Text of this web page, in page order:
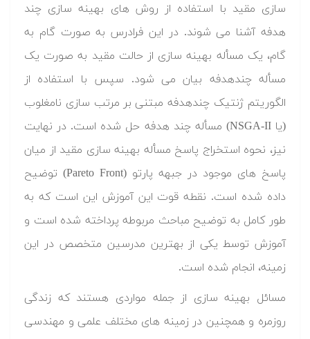
سازی مقید با استفاده از روش های بهینه سازی چند
هدفه آشنا می شوند. در این فرادرس به صورت گام به
گام، یک مسأله بهینه سازی از حالت مقید به صورت یک
مسأله چندهدفه بیان می شود. سپس با استفاده از
الگوریتم ژنتیک چندهدفه مبتنی بر مرتب سازی نامغلوب
(یا NSGA-II) مسأله چند هدفه حل شده است. در نهایت
نیز، نحوه استخراج پاسخ مسأله بهینه سازی مقید از میان
پاسخ های موجود در جبهه پارتو (Pareto Front) توضیح
داده شده است. نقطه قوت این آموزش این است که به
طور کامل به توضیح مباحث مربوطه پرداخته شده است و
آموزش توسط یکی از بهترین مدرسین متخصص در این
زمینه، انجام شده است.
مسائل بهینه سازی از جمله مواردی هستند که زندگی
روزمره و همچنین در زمینه های مختلف علمی و مهندسی